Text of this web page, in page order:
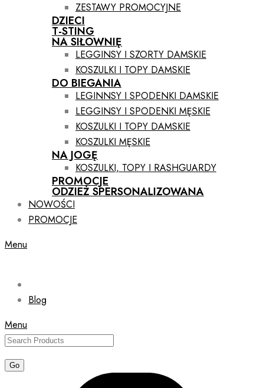
ZESTAWY PROMOCYJNE
DZIECI
T-STING
NA SIŁOWNIĘ
LEGGINSY I SZORTY DAMSKIE
KOSZULKI I TOPY DAMSKIE
DO BIEGANIA
LEGINNSY I SPODENKI DAMSKIE
LEGGINSY I SPODENKI MĘSKIE
KOSZULKI I TOPY DAMSKIE
KOSZULKI MĘSKIE
NA JOGĘ
KOSZULKI, TOPY I RASHGUARDY
PROMOCJE
ODZIEŻ SPERSONALIZOWANA
NOWOŚCI
PROMOCJE
Menu
Blog
Menu